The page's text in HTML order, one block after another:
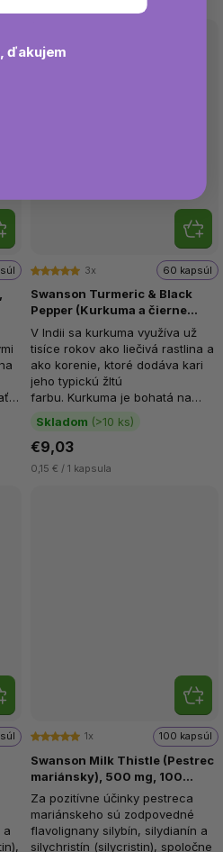
Swanson Turmeric & Black
Pepper (Kurkuma a čierne
korenie), 60 vegánskych
kapsúl
3x
Skladom (>10 ks)
60 kapsúl
€9,03
0,15 € / 1 kapsula
V Indii sa kurkuma využíva už
tisíce rokov ako liečivá rastlina a
ako korenie, ktoré dodáva kari
jeho typickú žltú
farbu. Kurkuma je bohatá na
látky nazývané...
a
Swanson Milk Thistle (Pestrec
mariánsky), 500 mg, 100
kapsúl
1x 100 kapsúl
Za pozitívne účinky pestreca
mariánskeho sú zodpovedné
flavolignany silybín, silydianín a
silychristín (silycristin), spoločne
ďakujem